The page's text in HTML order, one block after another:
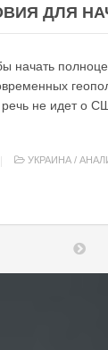
ДЛЯ
начать
речь не идет о
УКРАИНА /